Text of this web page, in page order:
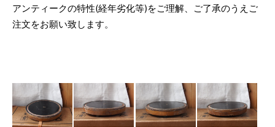
アンティークの特性(経年劣化等)をご理解、ご了承のうえご
注文をお願い致します。